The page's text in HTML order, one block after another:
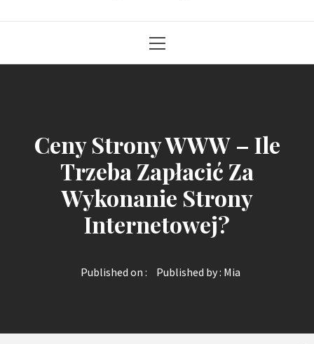
Menu
Ceny Strony WWW – Ile
Trzeba Zapłacić Za
Wykonanie Strony
Internetowej?
Published on : Published by : Mia